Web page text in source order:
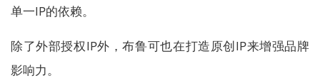
单一IP的依赖。
除了外部授权IP外，布鲁可也在打造原创IP来增强品牌
影响力。